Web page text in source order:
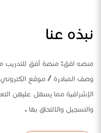
نبذه عنا
منصه افق: منصة أفق للتدريب
وصف المبادرة / موقع
الإشرافية مما يسهل عليهن
والتسجيل والالتحاق بها .